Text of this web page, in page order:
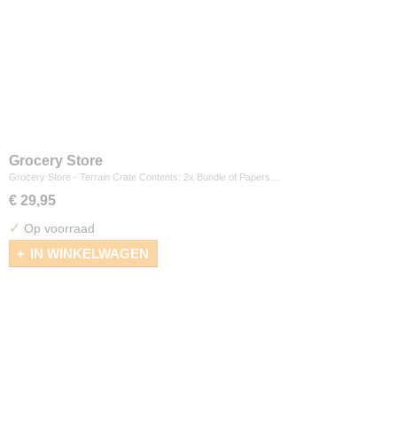
Grocery Store
Grocery Store - Terrain Crate Contents: 2x Bundle of Papers…
€ 29,95
✓ Op voorraad
IN WINKELWAGEN